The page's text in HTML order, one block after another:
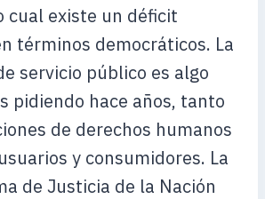
cual existe un déficit
términos democráticos. La
servicio público es algo
pidiendo hace años, tanto
de derechos humanos
y consumidores. La
de Justicia de la Nación